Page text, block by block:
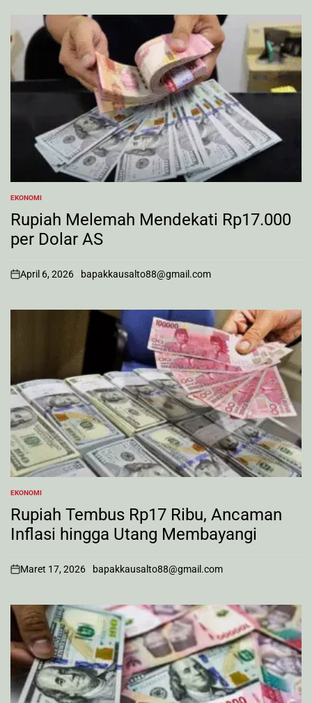
POSTED
IN
EKONOMI
Rupiah Melemah Mendekati Rp17.000
per Dolar AS
on
April 6, 2026 bapakkausalto88@gmail.com
POSTED
IN
EKONOMI
Rupiah Tembus Rp17 Ribu, Ancaman
Inflasi hingga Utang Membayangi
on
Maret 17, 2026 bapakkausalto88@gmail.com